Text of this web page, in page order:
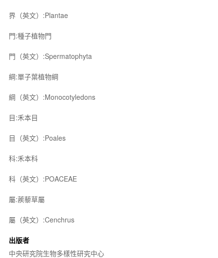
界（英文）:Plantae
門:種子植物門
門（英文）:Spermatophyta
綱:單子葉植物綱
綱（英文）:Monocotyledons
目:禾本目
目（英文）:Poales
科:禾本科
科（英文）:POACEAE
屬:蒺藜草屬
屬（英文）:Cenchrus
出版者
中央研究院生物多樣性研究中心